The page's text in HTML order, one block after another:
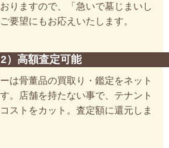
りますので、「急いで墓じまいし
要望にもお応えいたします。
2）高額査定可能
は骨董品の買取り・鑑定をネット
。店舗を持たない事で、テナント
ストをカット。査定額に還元しま